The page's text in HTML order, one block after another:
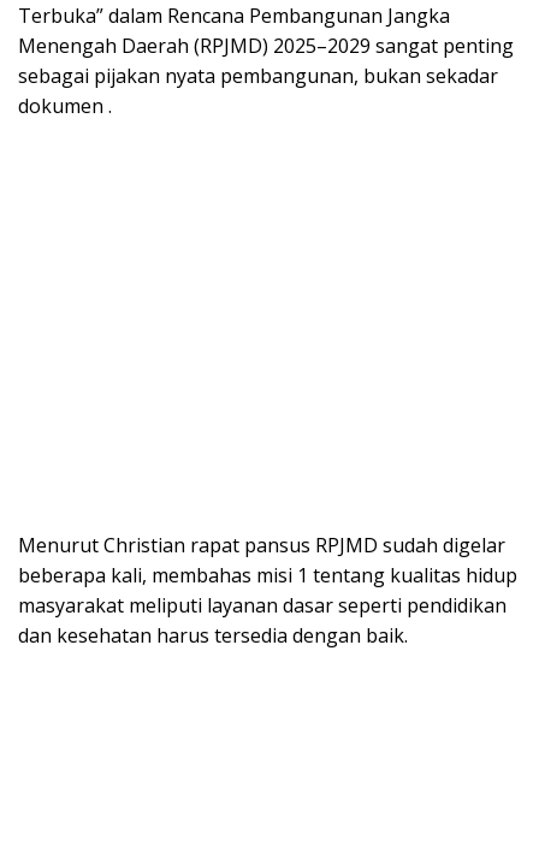
Terbuka” dalam Rencana Pembangunan Jangka
Menengah Daerah (RPJMD) 2025–2029 sangat penting
sebagai pijakan nyata pembangunan, bukan sekadar
dokumen .
Menurut Christian rapat pansus RPJMD sudah digelar
beberapa kali, membahas misi 1 tentang kualitas hidup
masyarakat meliputi layanan dasar seperti pendidikan
dan kesehatan harus tersedia dengan baik.